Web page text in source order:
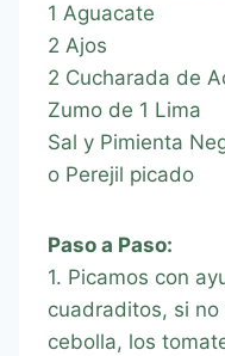
1 Aguacate
2 Ajos
2 Cucharada de
Zumo de 1 Lima
Sal y Pimienta
o Perejil picado
Paso a Paso:
1. Picamos con
cuadraditos, si
cebolla, los